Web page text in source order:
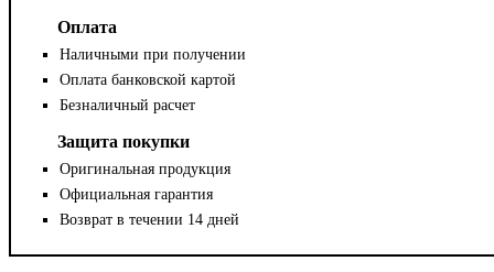
Оплата
Наличными при получении
Оплата банковской картой
Безналичный расчет
Защита покупки
Оригинальная продукция
Официальная гарантия
Возврат в течении 14 дней